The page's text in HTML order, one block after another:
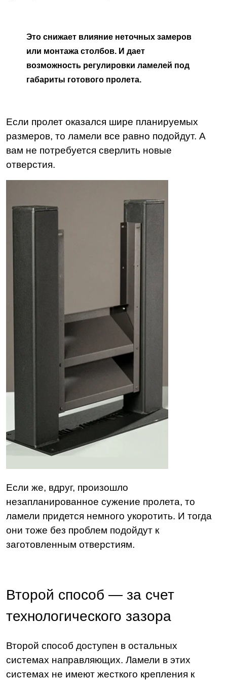
Это снижает влияние неточных замеров
или монтажа столбов. И дает
возможность регулировки ламелей под
габариты готового пролета.
Если пролет оказался шире планируемых
размеров, то ламели все равно подойдут. А
вам не потребуется сверлить новые
отверстия.
Если же, вдруг, произошло
незапланированное сужение пролета, то
ламели придется немного укоротить. И тогда
они тоже без проблем подойдут к
заготовленным отверстиям.
Второй способ — за счет
технологического зазора
Второй способ доступен в остальных
системах направляющих. Ламели в этих
системах не имеют жесткого крепления к